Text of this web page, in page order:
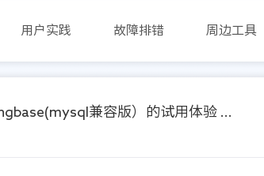
用户实践 故障排错 周边工具
兼容版）的试用体验 ...